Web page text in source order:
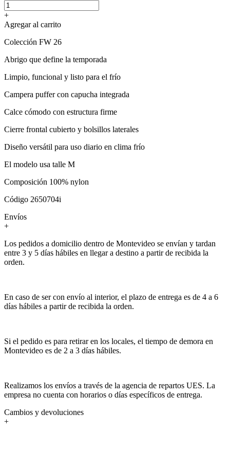
+
Agregar al carrito
Colección FW 26
Abrigo que define la temporada
Limpio, funcional y listo para el frío
Campera puffer con capucha integrada
Calce cómodo con estructura firme
Cierre frontal cubierto y bolsillos laterales
Diseño versátil para uso diario en clima frío
El modelo usa talle M
Composición 100% nylon
Código 2650704i
Envíos
+
Los pedidos a domicilio dentro de Montevideo se envían y tardan
entre 3 y 5 días hábiles en llegar a destino a partir de recibida la
orden.
En caso de ser con envío al interior, el plazo de entrega es de 4 a 6
días hábiles a partir de recibida la orden.
Si el pedido es para retirar en los locales, el tiempo de demora en
Montevideo es de 2 a 3 días hábiles.
Realizamos los envíos a través de la agencia de repartos UES. La
empresa no cuenta con horarios o días específicos de entrega.
Cambios y devoluciones
+